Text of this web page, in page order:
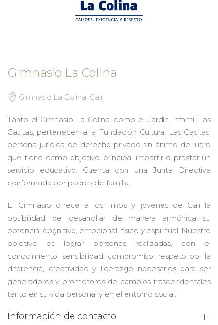
Gimnasio La Colina
Gimnasio La Colina, Cali
Tanto el Gimnasio La Colina, como el Jardín Infantil Las
Casitas, pertenecen a la Fundación Cultural Las Casitas,
persona jurídica de derecho privado sin ánimo de lucro
que tiene como objetivo principal impartir o prestar un
servicio educativo. Cuenta con una Junta Directiva
conformada por padres de familia.
El Gimnasio ofrece a los niños y jóvenes de Cali la
posibilidad de desarrollar de manera armónica su
potencial cognitivo, emocional, físico y espiritual. Nuestro
objetivo es lograr personas realizadas, con el
conocimiento, sensibilidad, compromiso, respeto por la
diferencia, creatividad y liderazgo necesarios para ser
generadores y promotores de cambios trascendentales
tanto en su vida personal y en el entorno social.
Información de contacto